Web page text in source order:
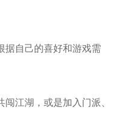
据自己的喜好和游戏需
江湖，或是加入门派、